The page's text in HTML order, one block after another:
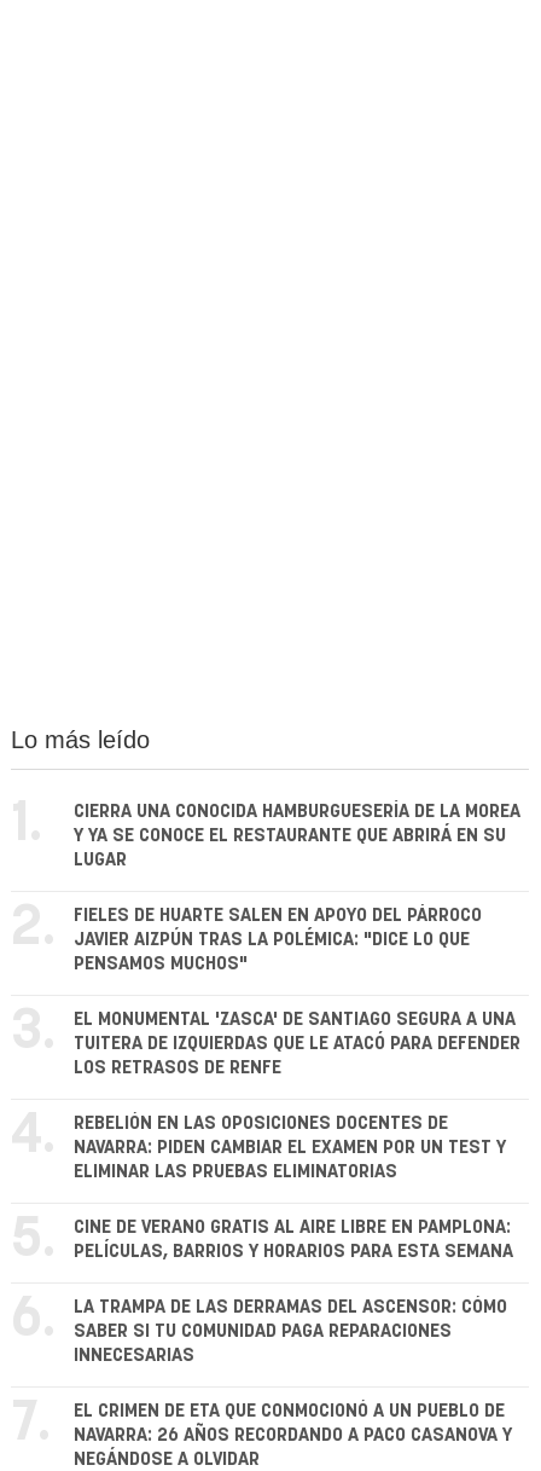
Lo más leído
1.
CIERRA UNA CONOCIDA HAMBURGUESERÍA DE LA MOREA
Y YA SE CONOCE EL RESTAURANTE QUE ABRIRÁ EN SU
LUGAR
2.
FIELES DE HUARTE SALEN EN APOYO DEL PÁRROCO
JAVIER AIZPÚN TRAS LA POLÉMICA: "DICE LO QUE
PENSAMOS MUCHOS"
3.
EL MONUMENTAL 'ZASCA' DE SANTIAGO SEGURA A UNA
TUITERA DE IZQUIERDAS QUE LE ATACÓ PARA DEFENDER
LOS RETRASOS DE RENFE
4.
REBELIÓN EN LAS OPOSICIONES DOCENTES DE
NAVARRA: PIDEN CAMBIAR EL EXAMEN POR UN TEST Y
ELIMINAR LAS PRUEBAS ELIMINATORIAS
5.
CINE DE VERANO GRATIS AL AIRE LIBRE EN PAMPLONA:
PELÍCULAS, BARRIOS Y HORARIOS PARA ESTA SEMANA
6.
LA TRAMPA DE LAS DERRAMAS DEL ASCENSOR: CÓMO
SABER SI TU COMUNIDAD PAGA REPARACIONES
INNECESARIAS
7.
EL CRIMEN DE ETA QUE CONMOCIONÓ A UN PUEBLO DE
NAVARRA: 26 AÑOS RECORDANDO A PACO CASANOVA Y
NEGÁNDOSE A OLVIDAR